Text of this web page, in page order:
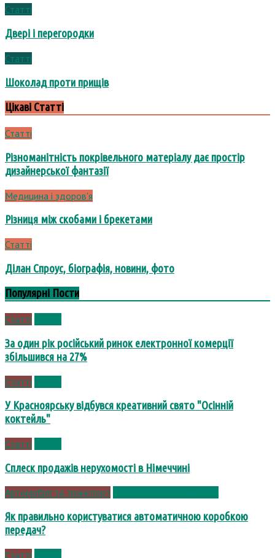
Статті
Двері і перегородки
Статті
Шоколад проти прищів
Цікаві Статті
Статті
Різноманітність покрівельного матеріалу дає простір
дизайнерської фантазії
Медицина і здоров'я
Різниця між скобами і брекетами
Статті
Ділан Спроус, біографія, новини, фото
Популярні Пости
Статті
За один рік російський ринок електронної комерції
збільшився на 27%
Статті
У Красноярську відбувся креативний свято "Осінній
коктейль"
Статті
Сплеск продажів нерухомості в Німеччині
Автомобілі та транспорт
Як правильно користуватися автоматичною коробкою
передач?
Статті